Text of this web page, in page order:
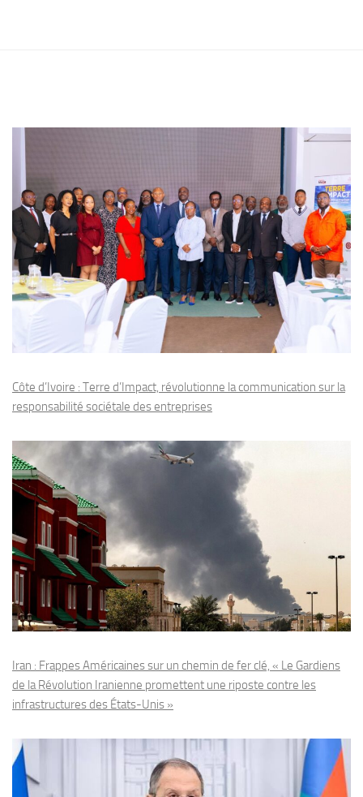
Côte d’Ivoire : Terre d’Impact, révolutionne la communication sur la
responsabilité sociétale des entreprises
Iran : Frappes Américaines sur un chemin de fer clé, « Le Gardiens
de la Révolution Iranienne promettent une riposte contre les
infrastructures des États-Unis »